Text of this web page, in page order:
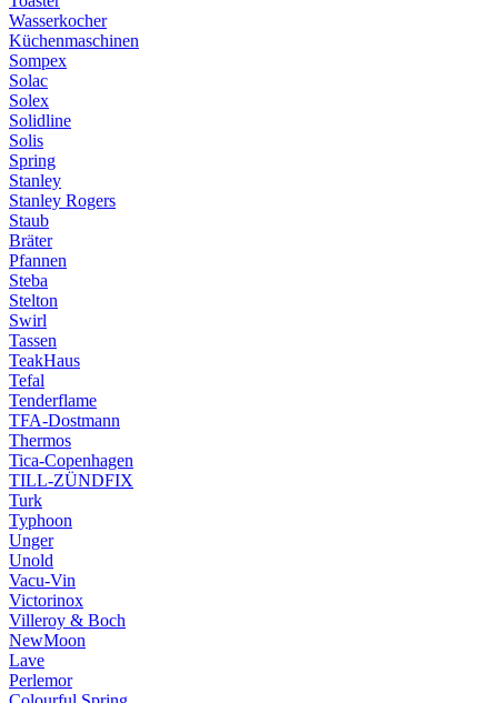
Wasserkocher
Küchenmaschinen
Sompex
Solac
Solex
Solidline
Solis
Spring
Stanley
Stanley Rogers
Staub
Bräter
Pfannen
Steba
Stelton
Swirl
Tassen
TeakHaus
Tefal
Tenderflame
TFA-Dostmann
Thermos
Tica-Copenhagen
TILL-ZÜNDFIX
Turk
Typhoon
Unger
Unold
Vacu-Vin
Victorinox
Villeroy & Boch
NewMoon
Lave
Perlemor